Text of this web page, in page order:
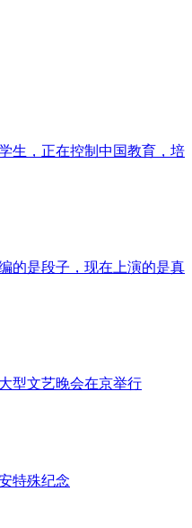
生，正在控制中国教育，培
的是段子，现在上演的是真
型文艺晚会在京举行
特殊纪念